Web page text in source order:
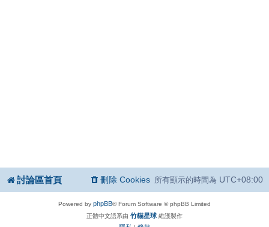
討論區首頁 所有顯示的時間為 UTC+08:00
刪除 Cookies
Powered by phpBB® Forum Software © phpBB Limited
正體中文語系由 竹貓星球 維護製作